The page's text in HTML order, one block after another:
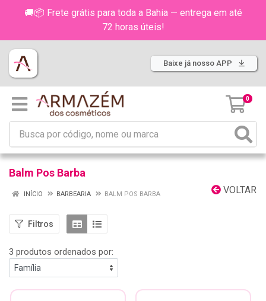
🚚📦 Frete grátis para toda a Bahia — entrega em até
72 horas úteis!
Baixe já nosso APP
0
Balm Pos Barba
VOLTAR
INÍCIO BARBEARIA BALM POS BARBA
Filtros
3 produtos ordenados por: